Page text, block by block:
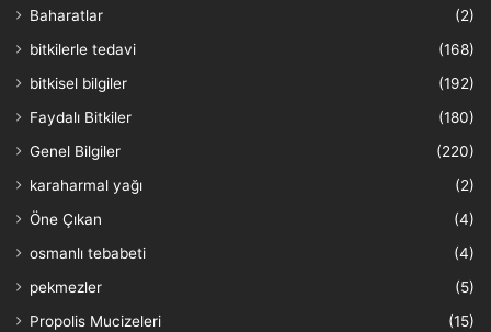
Baharatlar
(2)
bitkilerle tedavi
(168)
bitkisel bilgiler
(192)
Faydalı Bitkiler
(180)
Genel Bilgiler
(220)
karaharmal yağı
(2)
Öne Çıkan
(4)
osmanlı tebabeti
(4)
pekmezler
(5)
Propolis Mucizeleri
(15)